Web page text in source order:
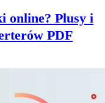
online? Plusy i
PDF